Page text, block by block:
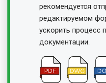
рекомендуется
редактируемом
ускорить процесс
документации.